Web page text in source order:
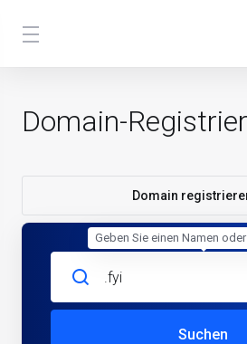
Domain-
Domain
Suchen
Geben Sie einen Namen